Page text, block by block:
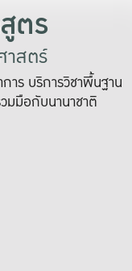
ตร
าสตร์
ร บริการวิชาพื้นฐาน
มมือกับนานาชาติ